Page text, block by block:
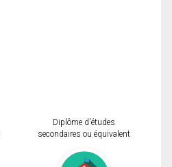
Diplôme d'études
secondaires ou équivalent